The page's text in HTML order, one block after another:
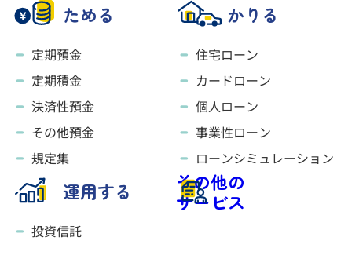
ためる
定期預金
定期積金
決済性預金
その他預金
規定集
かりる
住宅ローン
カードローン
個人ローン
事業性ローン
ローンシミュレーション
運用する
投資信託
その他の
サービス